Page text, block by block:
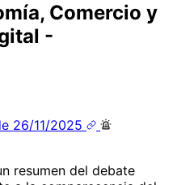
Comercio y
-
26/11/2025
resumen del debate